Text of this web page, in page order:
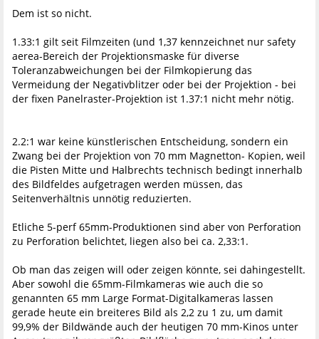
Dem ist so nicht.
1.33:1 gilt seit Filmzeiten (und 1,37 kennzeichnet nur safety
aerea-Bereich der Projektionsmaske für diverse
Toleranzabweichungen bei der Filmkopierung das
Vermeidung der Negativblitzer oder bei der Projektion - bei
der fixen Panelraster-Projektion ist 1.37:1 nicht mehr nötig.
2.2:1 war keine künstlerischen Entscheidung, sondern ein
Zwang bei der Projektion von 70 mm Magnetton- Kopien, weil
die Pisten Mitte und Halbrechts technisch bedingt innerhalb
des Bildfeldes aufgetragen werden müssen, das
Seitenverhältnis unnötig reduzierten.
Etliche 5-perf 65mm-Produktionen sind aber von Perforation
zu Perforation belichtet, liegen also bei ca. 2,33:1.
Ob man das zeigen will oder zeigen könnte, sei dahingestellt.
Aber sowohl die 65mm-Filmkameras wie auch die so
genannten 65 mm Large Format-Digitalkameras lassen
gerade heute ein breiteres Bild als 2,2 zu 1 zu, um damit
99,9% der Bildwände auch der heutigen 70 mm-Kinos unter